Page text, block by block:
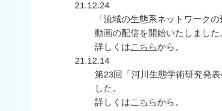
21.12.24
「流域の生態系ネットワーク
動画の配信を開始いたしました
詳しくはこちら から。
21.12.14
第23回「河川生態学術研究発
した。
詳しくはこちら から。